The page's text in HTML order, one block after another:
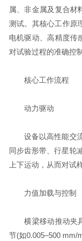
属、非金属及复合材
测试。其核心工作原
电机驱动、高精度传
对试验过程的准确控
核心工作流程
‌动力驱动‌
设备以高性能交流
同步齿形带、行星轮
上下运动，从而对试
‌力值加载与控制‌
横梁移动推动夹具
节(如0.005–500 mm/